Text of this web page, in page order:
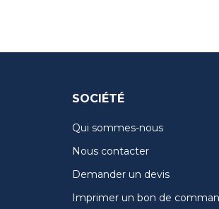
SOCIÉTÉ
Qui sommes-nous
Nous contacter
Demander un devis
Imprimer un bon de